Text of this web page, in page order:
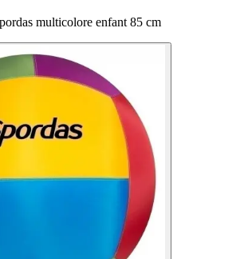
multicolore enfant 85 cm